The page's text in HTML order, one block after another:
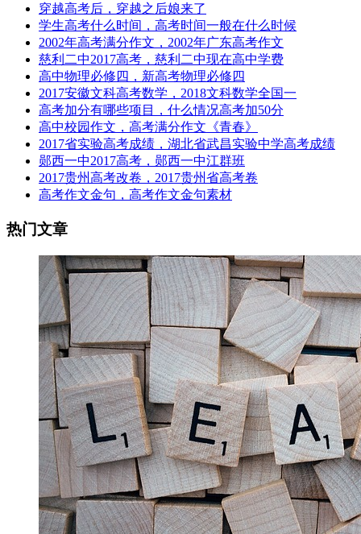
穿越高考后，穿越之后娘来了
学生高考什么时间，高考时间一般在什么时候
2002年高考满分作文，2002年广东高考作文
慈利二中2017高考，慈利二中现在高中学费
高中物理必修四，新高考物理必修四
2017安徽文科高考数学，2018文科数学全国一
高考加分有哪些项目，什么情况高考加50分
高中校园作文，高考满分作文《青春》
2017省实验高考成绩，湖北省武昌实验中学高考成绩
郧西一中2017高考，郧西一中江群班
2017贵州高考改卷，2017贵州省高考卷
高考作文金句，高考作文金句素材
热门文章